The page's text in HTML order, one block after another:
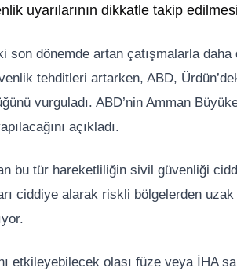
uyarılarının dikkatle takip
dönemde artan çatışmalarla daha
tehditleri artarken, ABD,
vurguladı. ABD’nin Amman
açıkladı.
bu tür hareketliliğin sivil güvenliği
ciddiye alarak riskli bölgelerden
etkileyebilecek olası füze veya İHA